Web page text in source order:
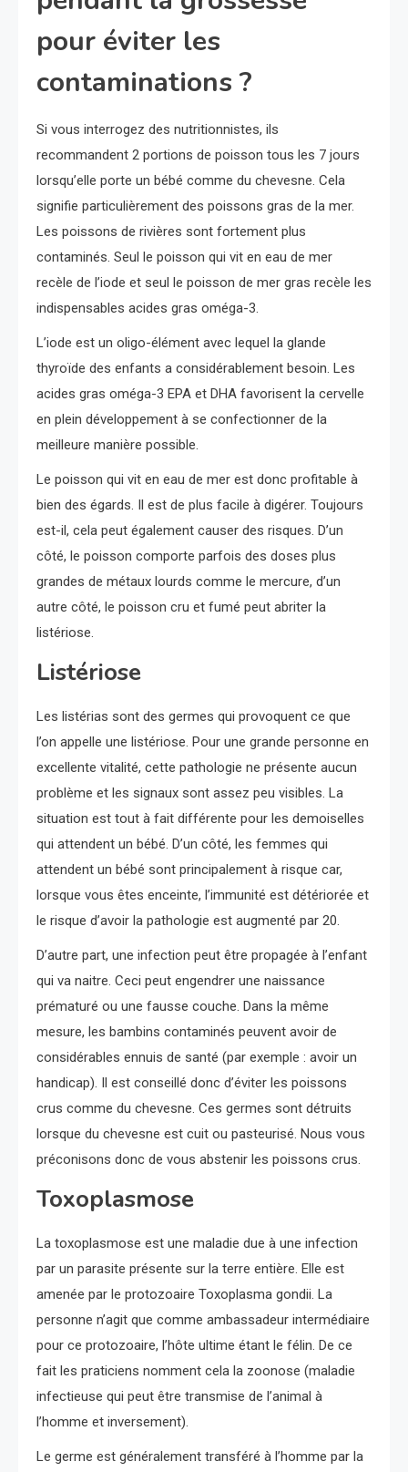
pour éviter les
contaminations ?
Si vous interrogez des nutritionnistes, ils
recommandent 2 portions de poisson tous les 7 jours
lorsqu’elle porte un bébé comme du chevesne. Cela
signifie particulièrement des poissons gras de la mer.
Les poissons de rivières sont fortement plus
contaminés. Seul le poisson qui vit en eau de mer
recèle de l’iode et seul le poisson de mer gras recèle les
indispensables acides gras oméga-3.
L’iode est un oligo-élément avec lequel la glande
thyroïde des enfants a considérablement besoin. Les
acides gras oméga-3 EPA et DHA favorisent la cervelle
en plein développement à se confectionner de la
meilleure manière possible.
Le poisson qui vit en eau de mer est donc profitable à
bien des égards. Il est de plus facile à digérer. Toujours
est-il, cela peut également causer des risques. D’un
côté, le poisson comporte parfois des doses plus
grandes de métaux lourds comme le mercure, d’un
autre côté, le poisson cru et fumé peut abriter la
listériose.
Listériose
Les listérias sont des germes qui provoquent ce que
l’on appelle une listériose. Pour une grande personne en
excellente vitalité, cette pathologie ne présente aucun
problème et les signaux sont assez peu visibles. La
situation est tout à fait différente pour les demoiselles
qui attendent un bébé. D’un côté, les femmes qui
attendent un bébé sont principalement à risque car,
lorsque vous êtes enceinte, l’immunité est détériorée et
le risque d’avoir la pathologie est augmenté par 20.
D’autre part, une infection peut être propagée à l’enfant
qui va naitre. Ceci peut engendrer une naissance
prématuré ou une fausse couche. Dans la même
mesure, les bambins contaminés peuvent avoir de
considérables ennuis de santé (par exemple : avoir un
handicap). Il est conseillé donc d’éviter les poissons
crus comme du chevesne. Ces germes sont détruits
lorsque du chevesne est cuit ou pasteurisé. Nous vous
préconisons donc de vous abstenir les poissons crus.
Toxoplasmose
La toxoplasmose est une maladie due à une infection
par un parasite présente sur la terre entière. Elle est
amenée par le protozoaire Toxoplasma gondii. La
personne n’agit que comme ambassadeur intermédiaire
pour ce protozoaire, l’hôte ultime étant le félin. De ce
fait les praticiens nomment cela la zoonose (maladie
infectieuse qui peut être transmise de l’animal à
l’homme et inversement).
Le germe est généralement transféré à l’homme par la